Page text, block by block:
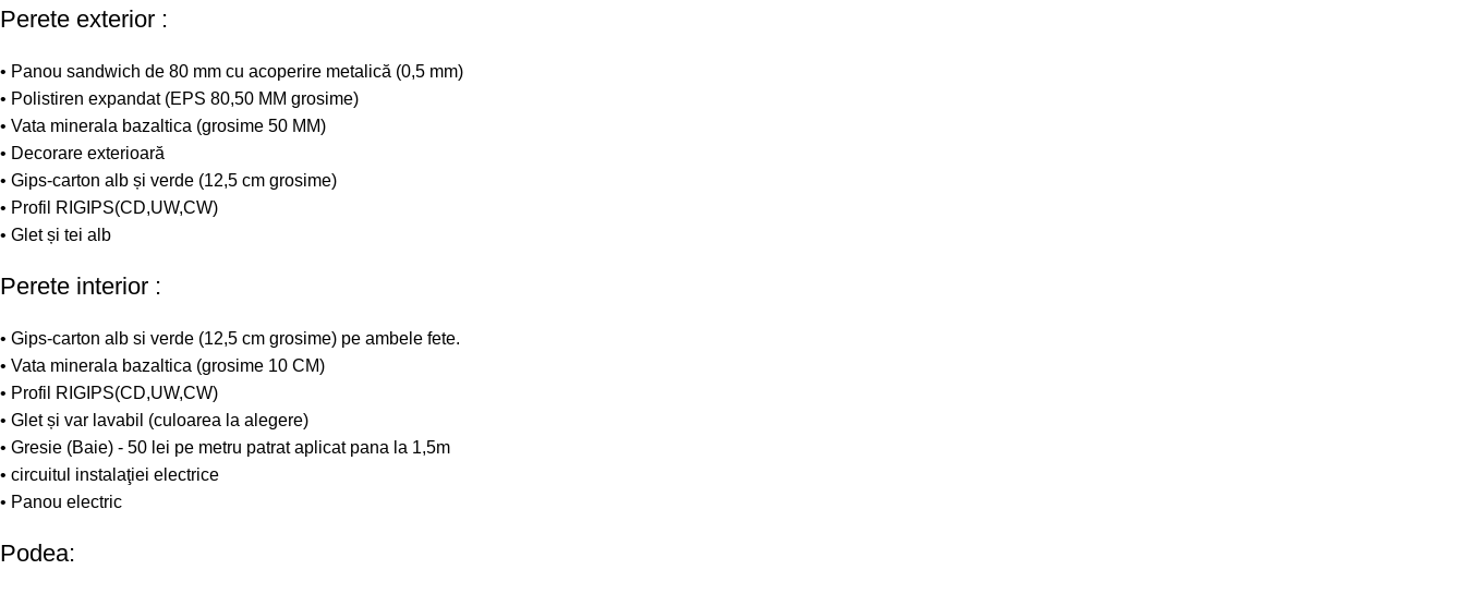
Perete exterior :
• Panou sandwich de 80 mm cu acoperire metalică (0,5 mm)
• Polistiren expandat (EPS 80,50 MM grosime)
• Vata minerala bazaltica (grosime 50 MM)
• Decorare exterioară
• Gips-carton alb și verde (12,5 cm grosime)
• Profil RIGIPS(CD,UW,CW)
• Glet și tei alb
Perete interior :
• Gips-carton alb si verde (12,5 cm grosime) pe ambele fete.
• Vata minerala bazaltica (grosime 10 CM)
• Profil RIGIPS(CD,UW,CW)
• Glet și var lavabil (culoarea la alegere)
• Gresie (Baie) - 50 lei pe metru patrat aplicat pana la 1,5m
• circuitul instalaţiei electrice
• Panou electric
Podea: